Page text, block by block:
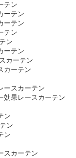
テン
ーテン
ーテン
テン
ン
ーテン
カーテン
カーテン
ースカーテン
効果レースカーテン
ン
ン
ン
スカーテン